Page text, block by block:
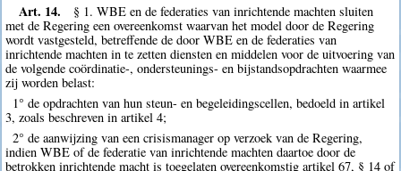
Art. 14.
§ 1. WBE en de federaties van inrichtende machten sluiten
met de Regering een overeenkomst waarvan het model door de Regering
wordt vastgesteld, betreffende de door WBE en de federaties van
inrichtende machten in te zetten diensten en middelen voor de uitvoering van
de volgende coördinatie-, ondersteunings- en bijstandsopdrachten waarmee
zij worden belast:
1° de opdrachten van hun steun- en begeleidingscellen, bedoeld in artikel
3, zoals beschreven in artikel 4;
2° de aanwijzing van een crisismanager op verzoek van de Regering,
indien WBE of de federatie van inrichtende machten daartoe door de
betrokken inrichtende macht is toegelaten overeenkomstig artikel 67, § 14 of